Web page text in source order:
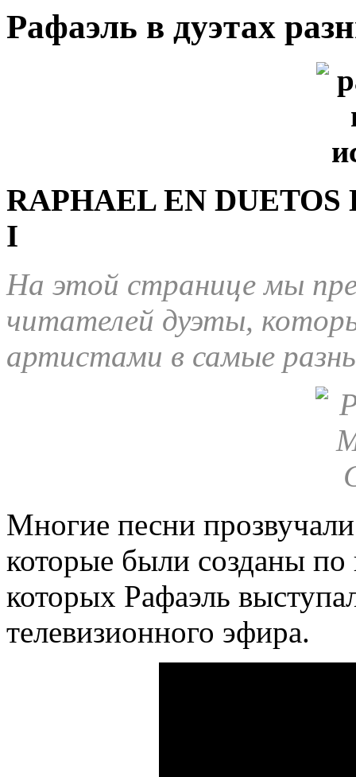
Рафаэль в дуэтах
RAPHAEL EN DUETOS
I
На этой странице мы
читателей дуэты,
артистами в самые
Многие песни
которые были созданы
которых Рафаэль
телевизионного эфира.